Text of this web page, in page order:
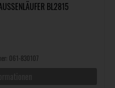
BL2815
061-830107